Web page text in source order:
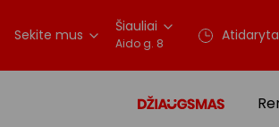
Sekite mus Šiauliai
Aido g. 8 Atidaryta